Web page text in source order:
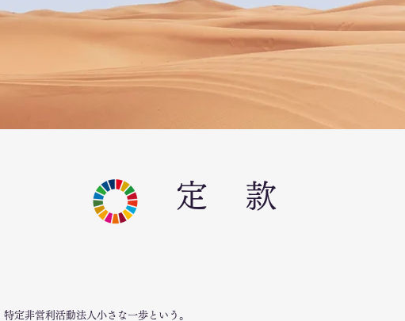
定 款
定非営利活動法人小さな一歩という。